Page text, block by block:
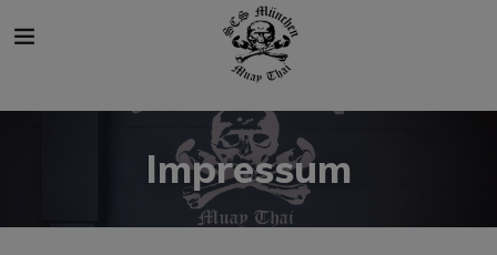
Impressum
modal-check